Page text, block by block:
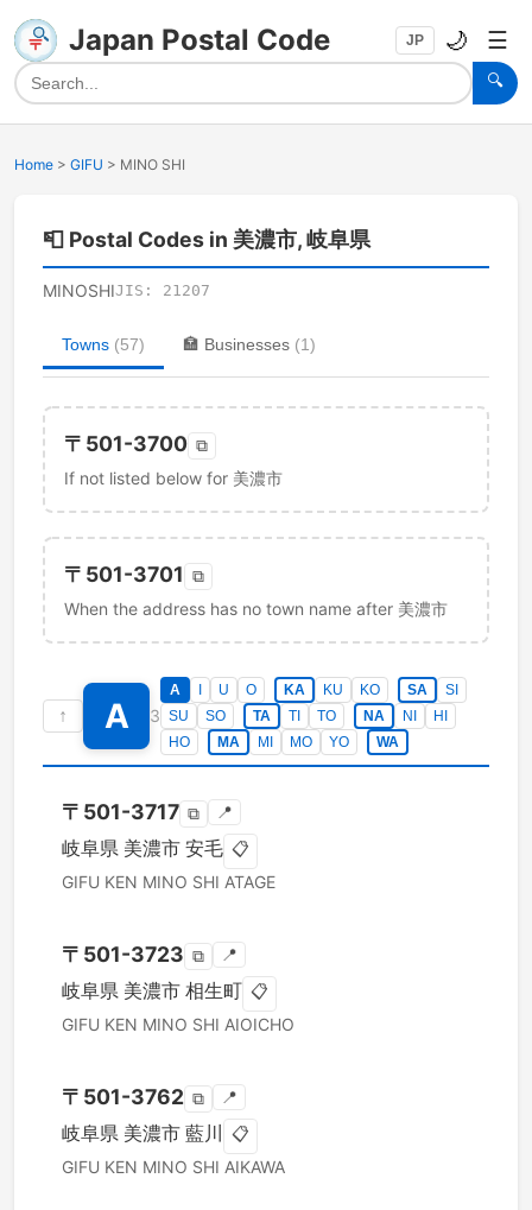
Japan Postal Code
🔍
JP 🌙 ☰
Home > GIFU > MINO SHI
📮 Postal Codes in 美濃市, 岐阜県
MINOSHIJIS: 21207
Towns (57) 🏣 Businesses (1)
〒 501-3700 ⧉
If not listed below for 美濃市
〒 501-3701 ⧉
When the address has no town name after 美濃市
↑ A 3
A U O KA KU KO SA
SI
SU
SO TA TI TO NA NI
HI
HO
MA MI MO YO WA
〒 501-3717 ⧉ 📍
岐阜県 美濃市 安毛 📋
GIFU KEN MINO SHI ATAGE
〒 501-3723 ⧉ 📍
岐阜県 美濃市 相生町 📋
GIFU KEN MINO SHI AIOICHO
〒 501-3762 ⧉ 📍
岐阜県 美濃市 藍川 📋
GIFU KEN MINO SHI AIKAWA